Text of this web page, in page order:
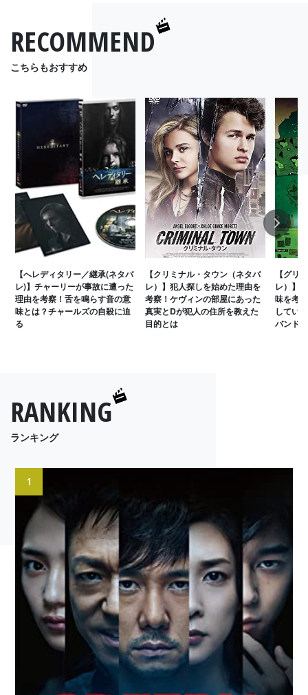
RECOMMEND
こちらもおすすめ
【へレディタリー／継承(ネタバ
レ)】チャーリーが事故に遭った
理由を考察！舌を鳴らす音の意
味とは？チャールズの自殺に迫
る
【クリミナル・タウン（ネタバ
レ）】犯人探しを始めた理由を
考察！ケヴィンの部屋にあった
真実とDが犯人の住所を教えた
目的とは
【グリ
レ）】
味を考
してい
バンド
Next
RANKING
ランキング
1